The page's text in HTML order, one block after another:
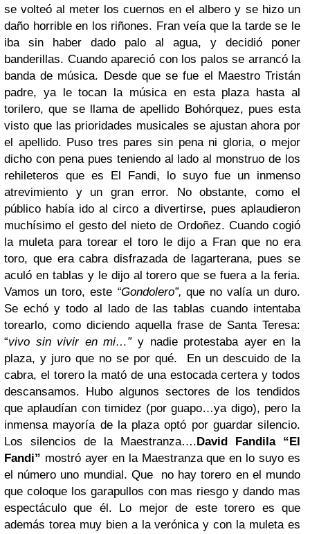
se volteó al meter los cuernos en el albero y se hizo un
daño horrible en los riñones. Fran veía que la tarde se le
iba sin haber dado palo al agua, y decidió poner
banderillas. Cuando apareció con los palos se arrancó la
banda de música. Desde que se fue el Maestro Tristán
padre, ya le tocan la música en esta plaza hasta al
torilero, que se llama de apellido Bohórquez, pues esta
visto que las prioridades musicales se ajustan ahora por
el apellido. Puso tres pares sin pena ni gloria, o mejor
dicho con pena pues teniendo al lado al monstruo de los
rehileteros que es El Fandi, lo suyo fue un inmenso
atrevimiento y un gran error. No obstante, como el
público había ido al circo a divertirse, pues aplaudieron
muchísimo el gesto del nieto de Ordoñez. Cuando cogió
la muleta para torear el toro le dijo a Fran que no era
toro, que era cabra disfrazada de lagarterana, pues se
aculó en tablas y le dijo al torero que se fuera a la feria.
Vamos un toro, este “Gondolero”, que no valía un duro.
Se echó y todo al lado de las tablas cuando intentaba
torearlo, como diciendo aquella frase de Santa Teresa:
“vivo sin vivir en mi…”y nadie protestaba ayer en la
plaza, y juro que no se por qué. En un descuido de la
cabra, el torero la mató de una estocada certera y todos
descansamos. Hubo algunos sectores de los tendidos
que aplaudían con timidez (por guapo…ya digo), pero la
inmensa mayoría de la plaza optó por guardar silencio.
Los silencios de la Maestranza….David Fandila “El
Fandi” mostró ayer en la Maestranza que en lo suyo es
el número uno mundial. Que no hay torero en el mundo
que coloque los garapullos con mas riesgo y dando mas
espectáculo que él. Lo mejor de este torero es que
además torea muy bien a la verónica y con la muleta es